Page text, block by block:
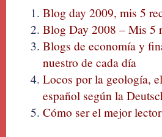
Blog day 2009, mis 5
Blog Day 2008 – Mis 5
Blogs de economía y
nuestro de cada día
Locos por la geología,
español según la
Cómo ser el mejor